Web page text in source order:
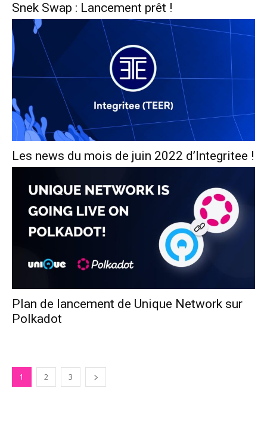
Snek Swap : Lancement prêt !
Les news du mois de juin 2022 d’Integritee !
Plan de lancement de Unique Network sur
Polkadot
1 2 3